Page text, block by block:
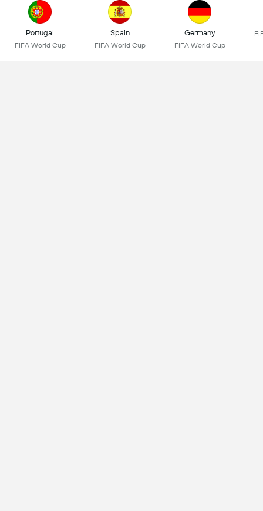
Portugal
FIFA World Cup
Spain
FIFA World Cup
Germany
FIFA World Cup